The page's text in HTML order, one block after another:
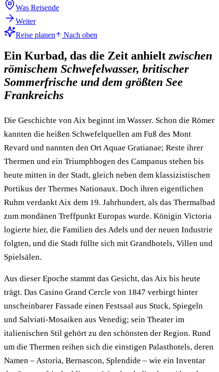
Was Reisende
Weiter
Reise planen
Nach oben
Ein Kurbad, das die Zeit anhielt zwischen
römischem Schwefelwasser, britischer
Sommerfrische und dem größten See
Frankreichs
Die Geschichte von Aix beginnt im Wasser. Schon die Römer
kannten die heißen Schwefelquellen am Fuß des Mont
Revard und nannten den Ort Aquae Gratianae; Reste ihrer
Thermen und ein Triumphbogen des Campanus stehen bis
heute mitten in der Stadt, gleich neben dem klassizistischen
Portikus der Thermes Nationaux. Doch ihren eigentlichen
Ruhm verdankt Aix dem 19. Jahrhundert, als das Thermalbad
zum mondänen Treffpunkt Europas wurde. Königin Victoria
logierte hier, die Familien des Adels und der neuen Industrie
folgten, und die Stadt füllte sich mit Grandhotels, Villen und
Spielsälen.
Aus dieser Epoche stammt das Gesicht, das Aix bis heute
trägt. Das Casino Grand Cercle von 1847 verbirgt hinter
unscheinbarer Fassade einen Festsaal aus Stuck, Spiegeln
und Salviati-Mosaiken aus Venedig; sein Theater im
italienischen Stil gehört zu den schönsten der Region. Rund
um die Thermen reihen sich die einstigen Palasthotels, deren
Namen – Astoria, Bernascon, Splendide – wie ein Inventar